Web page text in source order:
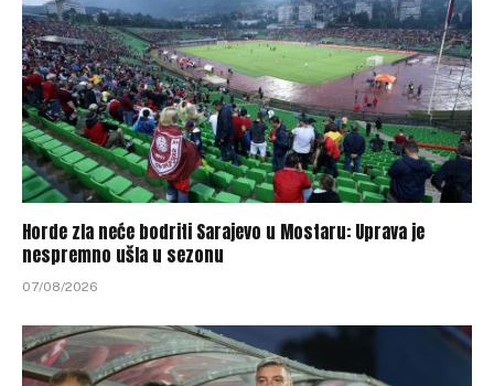
Horde zla neće bodriti Sarajevo u Mostaru: Uprava je
nespremno ušla u sezonu
07/08/2026